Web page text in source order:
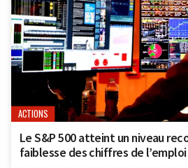
ACTIONS
Le S&P 500 atteint un niveau
faiblesse des chiffres de